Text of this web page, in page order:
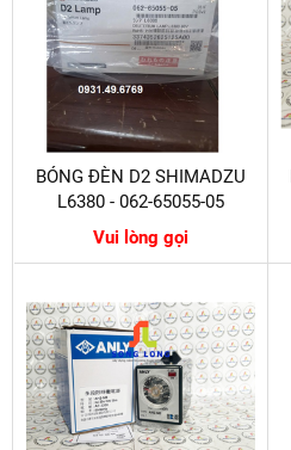
BÓNG ĐÈN D2 SHIMADZU
L6380 - 062-65055-05
Vui lòng gọi